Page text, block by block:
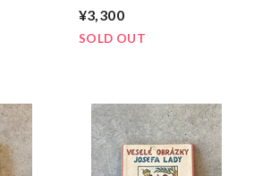
¥3,300
SOLD OUT